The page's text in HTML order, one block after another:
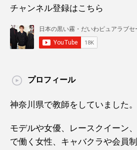
チャンネル登録はこちら
プロフィール
神奈川県で教師をしていました。
モデルや女優、レースクイーン
で働く女性、キャバクラや会員